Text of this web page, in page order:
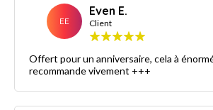
EE
Even E.
Client
Offert pour un anniversaire, cela à
recommande vivement +++